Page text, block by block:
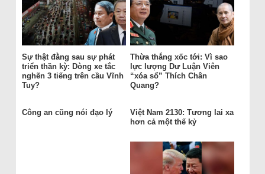
Sự thật đằng sau sự phát
triển thần kỳ: Dòng xe tắc
nghẽn 3 tiếng trên cầu Vĩnh
Tuy?
Thừa thắng xốc tới: Vì sao
lực lượng Dư Luận Viên
“xóa sổ” Thích Chân
Quang?
Công an cũng nói đạo lý
Việt Nam 2130: Tương lai xa
hơn cả một thế kỷ